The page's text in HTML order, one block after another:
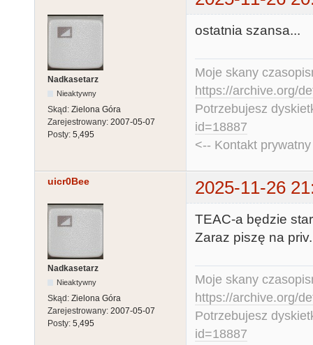
Nadkasetarz
Nieaktywny
Skąd: Zielona Góra
Zarejestrowany: 2007-05-07
Posty: 5,495
ostatnia szansa...
Moje skany
https://archive.org/
Potrzebujesz
id=18887
<-- Kontakt
uicr0Bee 2025-11-26
Nadkasetarz
Nieaktywny
Skąd: Zielona Góra
Zarejestrowany: 2007-05-07
Posty: 5,495
TEAC-a będzie
Zaraz piszę na priv.
Moje skany
https://archive.org/
Potrzebujesz
id=18887